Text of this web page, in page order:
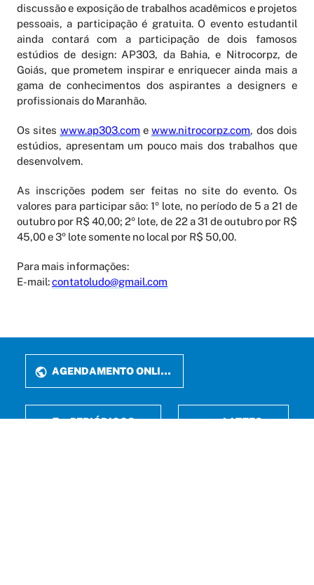
discussão e exposição de trabalhos acadêmicos e projetos
pessoais, a participação é gratuita. O evento estudantil
ainda contará com a participação de dois famosos
estúdios de design: AP303, da Bahia, e Nitrocorpz, de
Goiás, que prometem inspirar e enriquecer ainda mais a
gama de conhecimentos dos aspirantes a designers e
profissionais do Maranhão.
Os sites www.ap303.com ewww.nitrocorpz.com, dos dois
estúdios, apresentam um pouco mais dos trabalhos que
desenvolvem.
As inscrições podem ser feitas no site do evento. Os
valores para participar são: 1º lote, no período de 5 a 21 de
outubro por R$ 40,00; 2º lote, de 22 a 31 de outubro por R$
45,00 e 3º lote somente no local por R$ 50,00.
Para mais informações:
E-mail:contatoludo@gmail.com
AGENDAMENTO ONLINE
PERIÓDICOS LATTES